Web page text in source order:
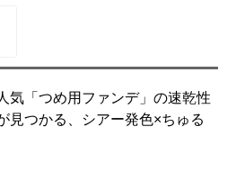
気「つめ用ファンデ」の速乾性
見つかる、シアー発色×ちゅる